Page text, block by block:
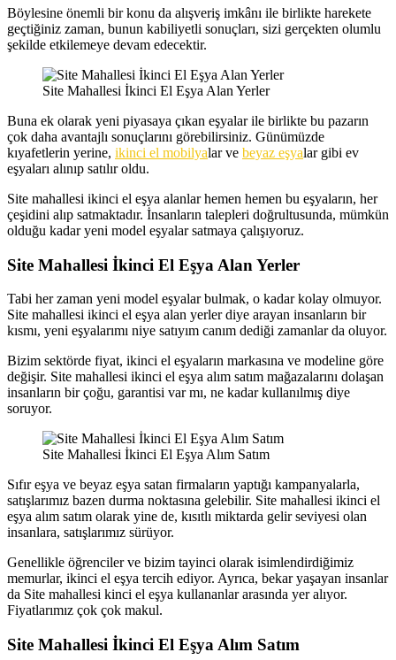
Böylesine önemli bir konu da alışveriş imkânı ile birlikte harekete
geçtiğiniz zaman, bunun kabiliyetli sonuçları, sizi gerçekten olumlu
şekilde etkilemeye devam edecektir.
Site Mahallesi İkinci El Eşya Alan Yerler
Buna ek olarak yeni piyasaya çıkan eşyalar ile birlikte bu pazarın
çok daha avantajlı sonuçlarını görebilirsiniz. Günümüzde
kıyafetlerin yerine, ikinci el mobilyalar ve beyaz eşyalar gibi ev
eşyaları alınıp satılır oldu.
Site mahallesi ikinci el eşya alanlar hemen hemen bu eşyaların, her
çeşidini alıp satmaktadır. İnsanların talepleri doğrultusunda, mümkün
olduğu kadar yeni model eşyalar satmaya çalışıyoruz.
Site Mahallesi İkinci El Eşya Alan Yerler
Tabi her zaman yeni model eşyalar bulmak, o kadar kolay olmuyor.
Site mahallesi ikinci el eşya alan yerler diye arayan insanların bir
kısmı, yeni eşyalarımı niye satıyım canım dediği zamanlar da oluyor.
Bizim sektörde fiyat, ikinci el eşyaların markasına ve modeline göre
değişir. Site mahallesi ikinci el eşya alım satım mağazalarını dolaşan
insanların bir çoğu, garantisi var mı, ne kadar kullanılmış diye
soruyor.
Site Mahallesi İkinci El Eşya Alım Satım
Sıfır eşya ve beyaz eşya satan firmaların yaptığı kampanyalarla,
satışlarımız bazen durma noktasına gelebilir. Site mahallesi ikinci el
eşya alım satım olarak yine de, kısıtlı miktarda gelir seviyesi olan
insanlara, satışlarımız sürüyor.
Genellikle öğrenciler ve bizim tayinci olarak isimlendirdiğimiz
memurlar, ikinci el eşya tercih ediyor. Ayrıca, bekar yaşayan insanlar
da Site mahallesi kinci el eşya kullananlar arasında yer alıyor.
Fiyatlarımız çok çok makul.
Site Mahallesi İkinci El Eşya Alım Satım